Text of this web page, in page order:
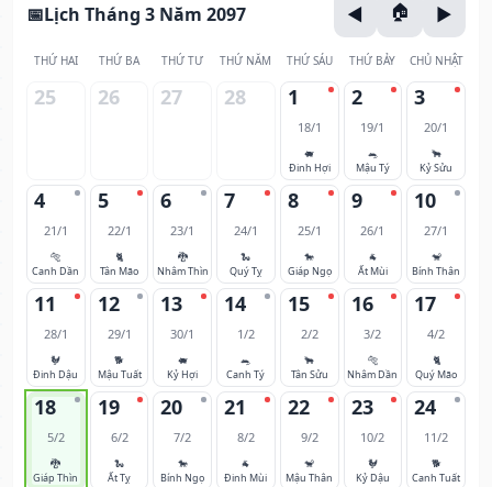
Lịch Tháng 3 Năm 2097
THỨ HAI THỨ BA THỨ TƯ THỨ NĂM THỨ SÁU THỨ BẢY CHỦ NHẬT
25 26 27 28 1
18/1
🐖
Đinh Hợi
2
19/1
🐀
Mậu Tý
3
20/1
🐂
Kỷ Sửu
4
21/1
🐅
Canh Dần
5
22/1
🐈
Tân Mão
6
23/1
🐉
Nhâm Thìn
7
24/1
🐍
Quý Tỵ
8
25/1
🐎
Giáp Ngọ
9
26/1
🐐
Ất Mùi
10
27/1
🐒
Bính Thân
11
28/1
🐓
Đinh Dậu
12
29/1
🐕
Mậu Tuất
13
30/1
🐖
Kỷ Hợi
14
1/2
🐀
Canh Tý
15
2/2
🐂
Tân Sửu
16
3/2
🐅
Nhâm Dần
17
4/2
🐈
Quý Mão
18
5/2
🐉
Giáp Thìn
19
6/2
🐍
Ất Tỵ
20
7/2
🐎
Bính Ngọ
21
8/2
🐐
Đinh Mùi
22
9/2
🐒
Mậu Thân
23
10/2
🐓
Kỷ Dậu
24
11/2
🐕
Canh Tuất